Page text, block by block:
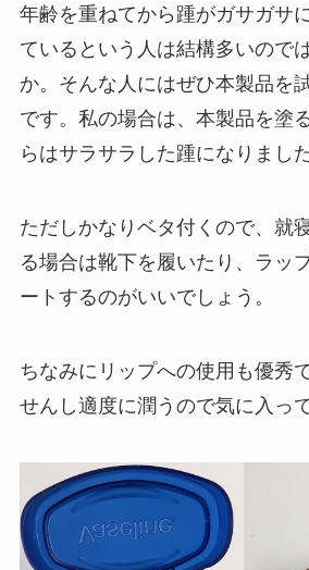
年齢を重ねてから踵がガサガサ
ているという人は結構多いので
か。そんな人にはぜひ本製品を
です。私の場合は、本製品を塗
らはサラサラした踵になりました
ただしかなりベタ付くので、就
る場合は靴下を履いたり、ラッ
ートするのがいいでしょう。
ちなみにリップへの使用も優秀
せんし適度に潤うので気に入っ